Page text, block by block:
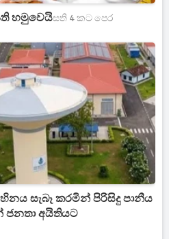
හමුවෙයිසති 4 කට පෙර
සැබෑ කරමින් පිරිසිදු පානීය
ජනතා අයිතියට